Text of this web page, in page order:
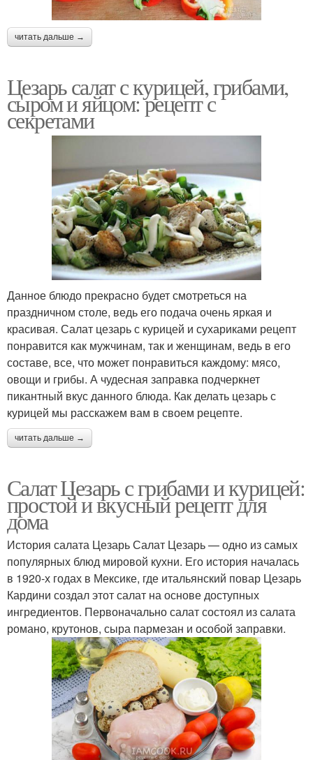
читать дальше →
Цезарь салат с курицей, грибами,
сыром и яйцом: рецепт с
секретами
Данное блюдо прекрасно будет смотреться на
праздничном столе, ведь его подача очень яркая и
красивая. Салат цезарь с курицей и сухариками рецепт
понравится как мужчинам, так и женщинам, ведь в его
составе, все, что может понравиться каждому: мясо,
овощи и грибы. А чудесная заправка подчеркнет
пикантный вкус данного блюда. Как делать цезарь с
курицей мы расскажем вам в своем рецепте.
читать дальше →
Салат Цезарь с грибами и курицей:
простой и вкусный рецепт для
дома
История салата Цезарь Салат Цезарь — одно из самых
популярных блюд мировой кухни. Его история началась
в 1920-х годах в Мексике, где итальянский повар Цезарь
Кардини создал этот салат на основе доступных
ингредиентов. Первоначально салат состоял из салата
романо, крутонов, сыра пармезан и особой заправки.